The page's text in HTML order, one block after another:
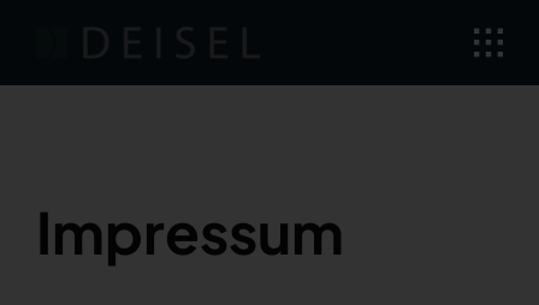
content
Impressum